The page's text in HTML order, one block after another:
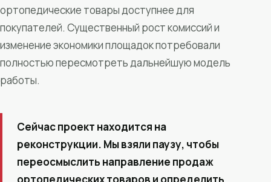
ортопедические товары доступнее для
покупателей. Существенный рост комиссий и
изменение экономики площадок потребовали
полностью пересмотреть дальнейшую модель
работы.
Сейчас проект находится на
реконструкции. Мы взяли паузу, чтобы
переосмыслить направление продаж